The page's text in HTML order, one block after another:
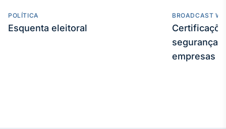
POLÍTICA
Esquenta eleitoral
BROADCAST
segurança
empresas